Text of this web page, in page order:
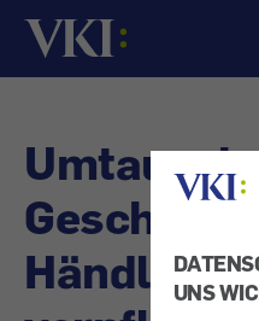
UNS
Startseite
Umtausch
Händler ist